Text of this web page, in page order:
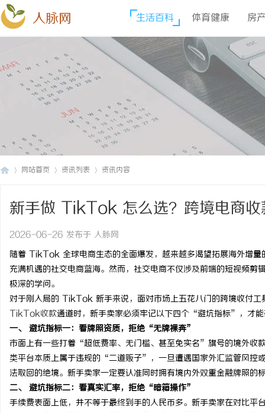
人脉网 生活百科 体育健康 房
网站首页 资讯列表 资讯内容
新手做 TikTok 怎么选？跨境电商收
2026-06-26 发布于 人脉网
随着 TikTok 全球电商生态的全面爆发，越来越多渴望拓展海外增
充满机遇的社交电商蓝海。然而，社交电商不仅涉及前端的短视频
极深的学问。
对于刚入局的 TikTok 新手来说，面对市场上五花八门的跨境收付
TikTok收款通道时，新手卖家必须牢记以下四个“避坑指标”，才
一、 避坑指标一：看牌照资质，拒绝“无牌裸奔”
市面上有一些打着“超低费率、无门槛、甚至免实名”旗号的境外收
类平台本质上属于违规的“二道贩子”，一旦遭遇国家外汇监管风控
法取回的绝境。新手卖家一定要认准同时拥有境内外双重金融牌照的
二、 避坑指标二：看真实汇率，拒绝“暗箱操作”
手续费表面上低，并不等于最终到手的人民币多。新手卖家在对比